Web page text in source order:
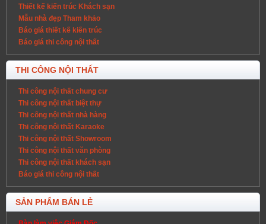
Thiết kế kiến trúc Khách sạn
Mẫu nhà đẹp Tham khảo
Báo giá thiết kế kiến trúc
Báo giá thi công nội thất
THI CÔNG NỘI THẤT
Thi công nội thất chung cư
Thi công nội thất biệt thự
Thi công nội thất nhà hàng
Thi công nội thất Karaoke
Thi công nội thất Showroom
Thi công nội thất văn phòng
Thi công nội thất khách sạn
Báo giá thi công nội thất
SẢN PHẨM BÁN LẺ